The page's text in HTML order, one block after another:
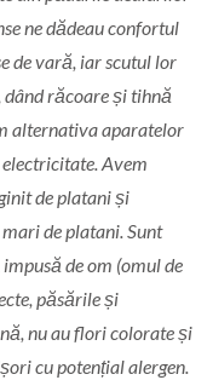
ne dădeau confortul
de vară, iar scutul lor
dând răcoare și tihnă
alternativa aparatelor
Avem
de platani și
de platani. Sunt
de om (omul de
păsările și
nu au flori colorate și
cu potențial alergen.